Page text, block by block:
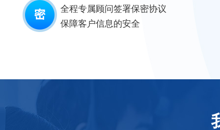
全程专属顾问签署保密协议
保障客户信息的安全